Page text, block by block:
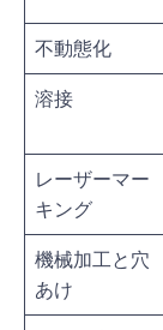
不動態化
溶接
レーザーマー
キング
機械加工と穴
あけ